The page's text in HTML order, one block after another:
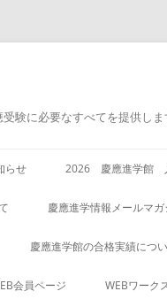
験に必要なすべてを提供しま
らせ 2026 慶應進学館
慶應進学情報メールマガ
慶應進学館の合格実績につ
会員ページ WEBワー